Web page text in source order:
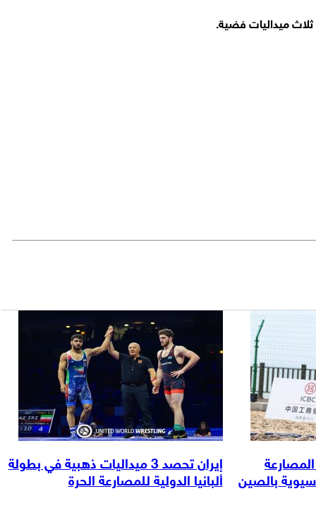
في المصارعة
بالصين
إيران تحصد 3 ميداليات ذهبية في بطولة
ألبانيا الدولية للمصارعة الحرة